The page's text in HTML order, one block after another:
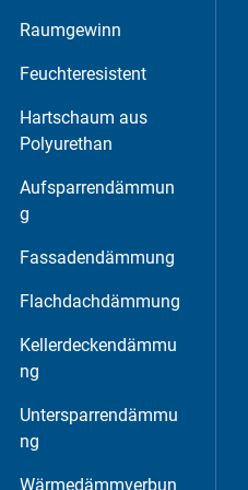
Raumgewinn
Feuchteresistent
Hartschaum aus
Polyurethan
Aufsparrendämmun
g
Fassadendämmung
Flachdachdämmung
Kellerdeckendämmu
ng
Untersparrendämmu
ng
Wärmedämmverbun